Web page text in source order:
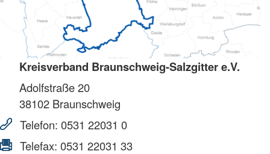
Kreisverband Braunschweig-Salzgitter e.V.
Adolfstraße 20
38102 Braunschweig
Telefon: 0531 22031 0
Telefax: 0531 22031 33